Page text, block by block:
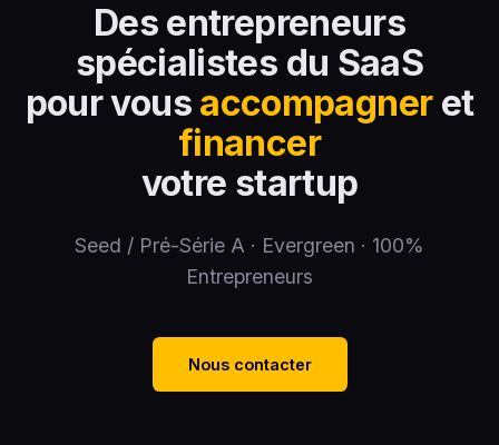
Des entrepreneurs
spécialistes du SaaS
pour vous accompagneret
financer
votre startup
Seed / Pré-Série A · Evergreen · 100%
Entrepreneurs
Nous contacter